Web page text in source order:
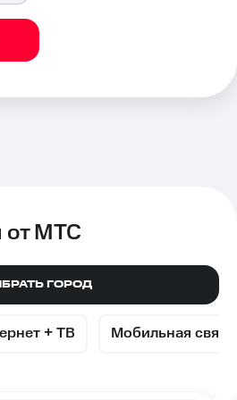
от МТС
ГОРОД
+ ТВ Мобильная связь